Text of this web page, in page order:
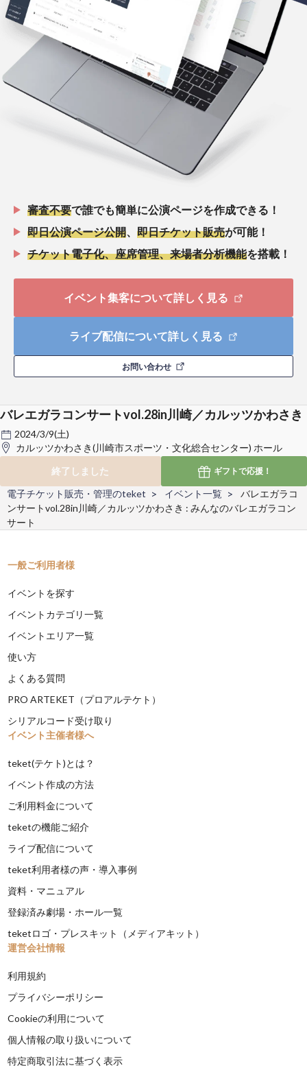
審査不要で誰でも簡単に公演ページを作成できる！
即日公演ページ公開
即日チケット販売が可能！
チケット電子化、座席管理、来場者分析機能を搭載！
イベント集客について詳しく見る
ライブ配信について詳しく見る
お問い合わせ
バレエガラコンサートvol.28in川崎／カルッツかわさき
2024/3/9(土)
カルッツかわさき(川崎市スポーツ・文化総合センター) ホール
終了しました
ギフトで応援！
電子チケット販売・管理のteket イベント一覧
バレエガラコ
ンサートvol.28in川崎／カルッツかわさき : みんなのバレエガラコン
サート
一般ご利用者様
イベントを探す
イベントカテゴリ一覧
イベントエリア一覧
使い方
よくある質問
PRO ARTEKET（プロアルテケト）
シリアルコード受け取り
イベント主催者様へ
teket(テケト)とは？
イベント作成の方法
ご利用料金について
teketの機能ご紹介
ライブ配信について
teket利用者様の声・導入事例
資料・マニュアル
登録済み劇場・ホール一覧
teketロゴ・プレスキット（メディアキット）
運営会社情報
利用規約
プライバシーポリシー
Cookieの利用について
個人情報の取り扱いについて
特定商取引法に基づく表示